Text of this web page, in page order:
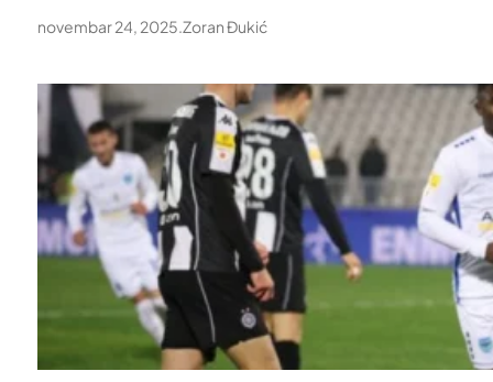
novembar 24, 2025 Zoran Đukić